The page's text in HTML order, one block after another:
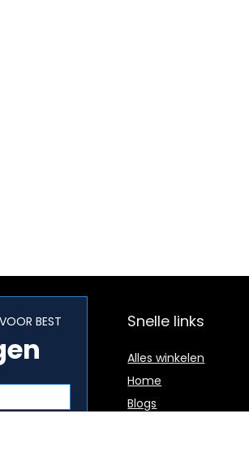
BEST Snelle links
Alles winkelen
Home
Blogs